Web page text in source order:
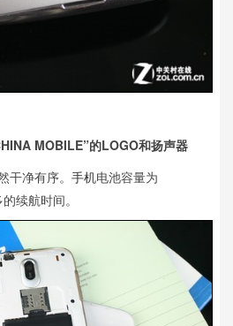
MOBILE”的LOGO和扬声器
净有序。 手机电池容量为
续航时间。